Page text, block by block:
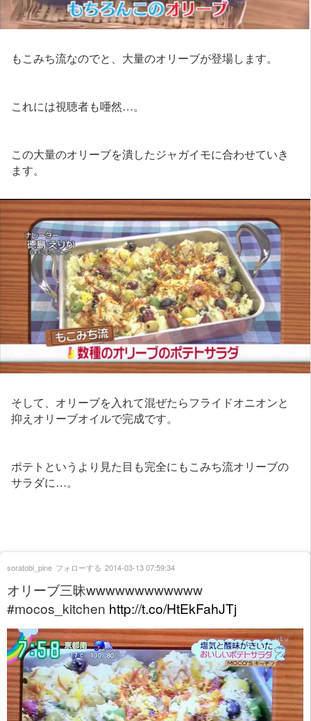
もこみち流なのでと、大量のオリーブが登場します。
これには視聴者も唖然…。
この大量のオリーブを潰したジャガイモに合わせていき
ます。
そして、オリーブを入れて混ぜたらフライドオニオンと
抑えオリーブオイルで完成です。
ポテトというより見た目も完全にもこみち流オリーブの
サラダに…。
オリーブ三昧wwwwwwwwwwww
#mocos_kitchen http://t.co/HtEkFahJTj
soratobi_pine フォローする 2014-03-13 07:59:34